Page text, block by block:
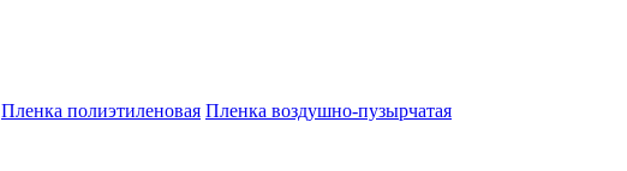
Пленка полиэтиленовая Пленка воздушно-пузырчатая